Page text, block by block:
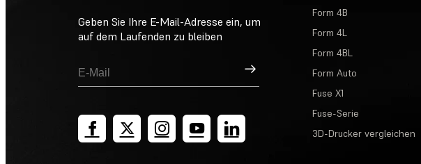
Geben Sie Ihre E-Mail-Adresse ein, um
auf dem Laufenden zu bleiben
Registrieren
Form 4B
Form 4L
Form 4BL
Form Auto
Fuse X1
Fuse-Serie
3D-Drucker vergleichen